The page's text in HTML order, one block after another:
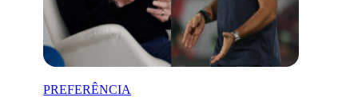
PREFERÊNCIA